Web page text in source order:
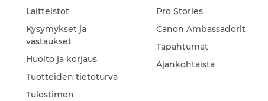
Laitteistot
Kysymykset ja
vastaukset
Huolto ja korjaus
Tuotteiden tietoturva
Tulostimen
Pro Stories
Canon Ambassadorit
Tapahtumat
Ajankohtaista